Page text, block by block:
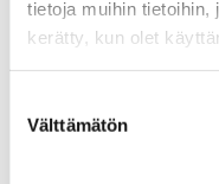
tietoja muihin tietoihin,
kerätty, kun olet
valinta
Välttämätön
Products
Select a product and
Product*